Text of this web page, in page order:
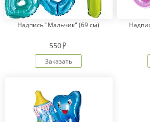
Надпись "Мальчик" (69 см)
550
Заказать